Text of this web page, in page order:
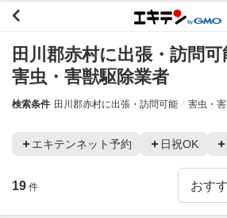
田川郡赤村に出張・訪問
害虫・害獣駆除業者
検索条件 田川郡赤村に出張・訪問可能 害虫・
エキテンネット予約 日祝OK
19 件